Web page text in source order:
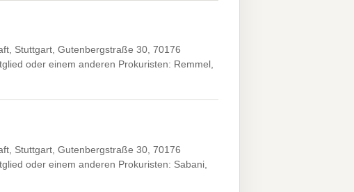
Stuttgart, Gutenbergstraße 30, 70176
oder einem anderen Prokuristen: Remmel,
Stuttgart, Gutenbergstraße 30, 70176
oder einem anderen Prokuristen: Sabani,